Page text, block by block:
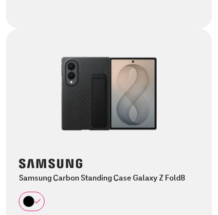
Samsung Carbon Standing Case Galaxy Z Fold8